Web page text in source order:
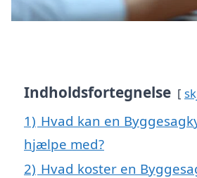
Indholdsfortegnelse
1) Hvad kan en
hjælpe med?
2) Hvad koster en